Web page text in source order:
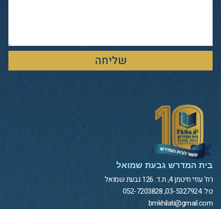
שליחה
בית המדרש גבעת שמואל
רח' עוזי חיטמן 4, ת.ד. 126 גבעת שמואל
טל. 03-5327924, 052-7203828
bmkhilati@gmail.com